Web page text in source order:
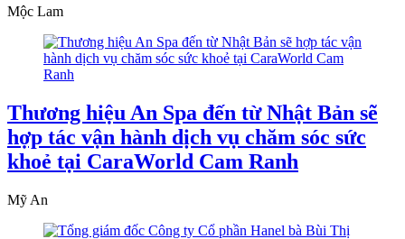
Mộc Lam
Thương hiệu An Spa đến từ Nhật Bản sẽ
hợp tác vận hành dịch vụ chăm sóc sức
khoẻ tại CaraWorld Cam Ranh
Mỹ An